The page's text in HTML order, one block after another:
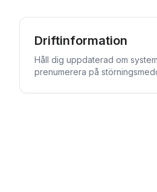
Driftinformation
Håll dig uppdaterad om
prenumerera på